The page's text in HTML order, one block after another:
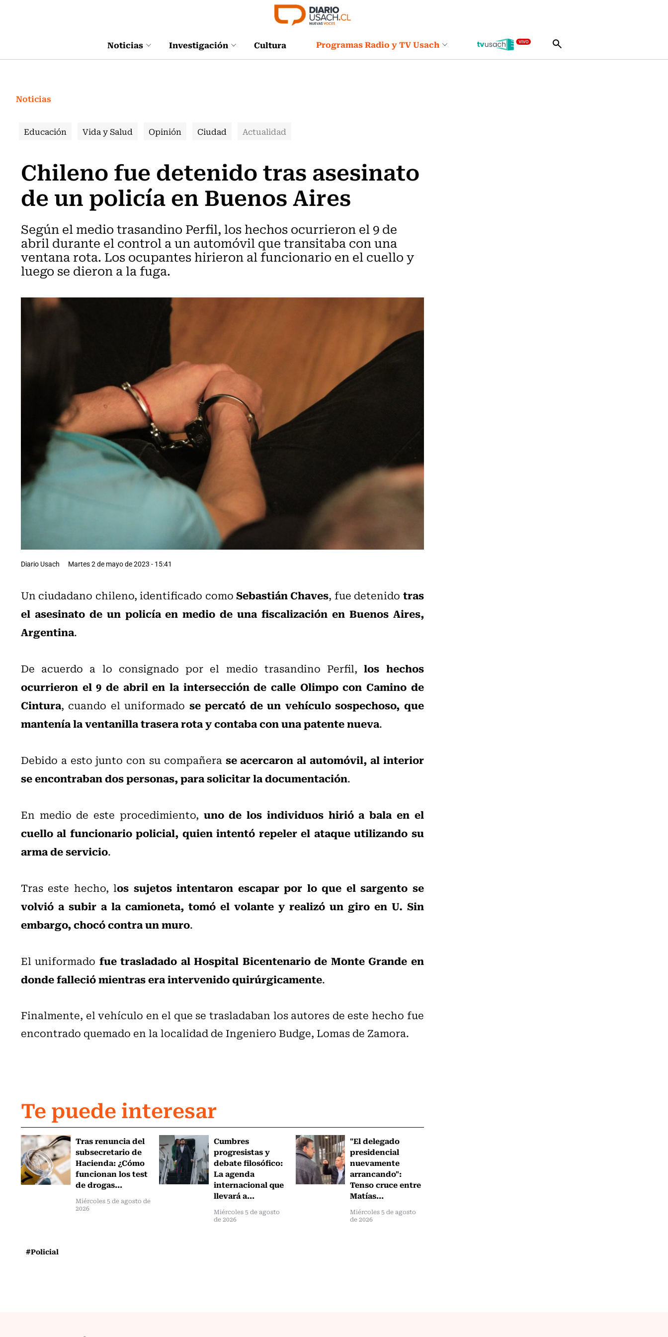
Noticias Investigación Cultura Programas Radio y TV Usach
Noticias
Educación Vida y Salud Opinión Ciudad Actualidad
Chileno fue detenido tras asesinato
de un policía en Buenos Aires
Según el medio trasandino Perfil, los hechos ocurrieron el 9 de
abril durante el control a un automóvil que transitaba con una
ventana rota. Los ocupantes hirieron al funcionario en el cuello y
luego se dieron a la fuga.
Diario Usach Martes 2 de mayo de 2023 - 15:41
Un ciudadano chileno, identificado comoSebastián Chaves, fue detenido tras
el asesinato de un policía en medio de una fiscalización en Buenos Aires,
Argentina.
De acuerdo a lo consignado por el medio trasandino Perfil,los hechos
ocurrieron el 9 de abril en la intersección de calle Olimpo con Camino de
Cintura, cuando el uniformado se percató de un vehículo sospechoso, que
mantenía la ventanilla trasera rota y contaba con una patente nueva.
Debido a esto junto con su compañera se acercaron al automóvil, al interior
se encontraban dos personas, para solicitar la documentación.
En medio de este procedimiento, uno de los individuos hirió a bala en el
cuello al funcionario policial, quien intentó repeler el ataque utilizando su
arma de servicio.
Tras este hecho, los sujetos intentaron escapar por lo que el sargento se
volvió a subir a la camioneta, tomó el volante y realizó un giro en U. Sin
embargo, chocó contra un muro.
El uniformado fue trasladado al Hospital Bicentenario de Monte Grande en
donde falleció mientras era intervenido quirúrgicamente.
Finalmente, el vehículo en el que se trasladaban los autores de este hecho fue
encontrado quemado en la localidad de Ingeniero Budge, Lomas de Zamora.
Te puede interesar
Tras renuncia del
subsecretario de
Hacienda: ¿Cómo
funcionan los test
de drogas...
Miércoles 5 de agosto de
2026
Cumbres
progresistas y
debate filosófico:
La agenda
internacional que
llevará a...
Miércoles 5 de agosto
de 2026
"El delegado
presidencial
nuevamente
arrancando":
Tenso cruce entre
Matías...
Miércoles 5 de agosto
de 2026
#Policial